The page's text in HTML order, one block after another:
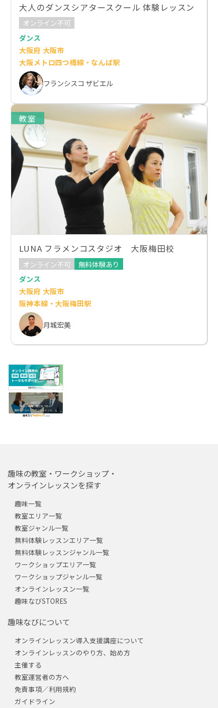
大人のダンスシアタースクール 体験レッスン
オンライン不可
ダンス
大阪府 大阪市
大阪メトロ四つ橋線・なんば駅
フランシスコ ザビエル
教室
LUNA フラメンコスタジオ 大阪梅田校
オンライン不可
無料体験あり
ダンス
大阪府 大阪市
阪神本線・大阪梅田駅
月城宏美
趣味の教室・ワークショップ・
オンラインレッスンを探す
趣味一覧
教室エリア一覧
教室ジャンル一覧
無料体験レッスンエリア一覧
無料体験レッスンジャンル一覧
ワークショップエリア一覧
ワークショップジャンル一覧
オンラインレッスン一覧
趣味なびSTORES
趣味なびについて
オンラインレッスン導入支援講座について
オンラインレッスンのやり方、始め方
主催する
教室運営者の方へ
免責事項／利用規約
ガイドライン